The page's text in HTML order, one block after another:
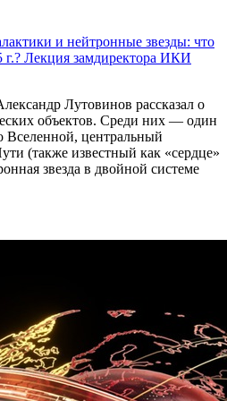
и нейтронные звезды: что
г.? Лекция замдиректора ИКИ
Лутовинов рассказал о
объектов. Среди них — один
Вселенной, центральный
(также известный как «сердце»
звезда в двойной системе